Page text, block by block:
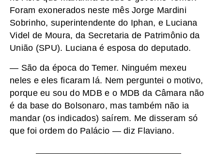
Foram exonerados neste mês Jorge Mardini
Sobrinho, superintendente do Iphan, e Luciana
Videl de Moura, da Secretaria de Patrimônio da
União (SPU). Luciana é esposa do deputado.
— São da época do Temer. Ninguém mexeu
neles e eles ficaram lá. Nem perguntei o motivo,
porque eu sou do MDB e o MDB da Câmara não
é da base do Bolsonaro, mas também não ia
mandar (os indicados) saírem. Me disseram só
que foi ordem do Palácio — diz Flaviano.